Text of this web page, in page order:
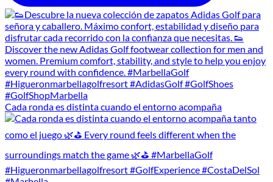
Cada ronda es distinta cuando el entorno acompaña